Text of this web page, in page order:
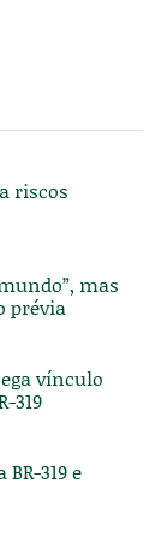
riscos
mas
prévia
vínculo
319
319 e